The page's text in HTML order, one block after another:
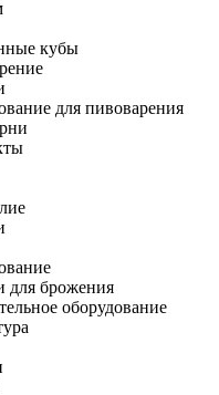
кубы
для пивоварения
для брожения
оборудование